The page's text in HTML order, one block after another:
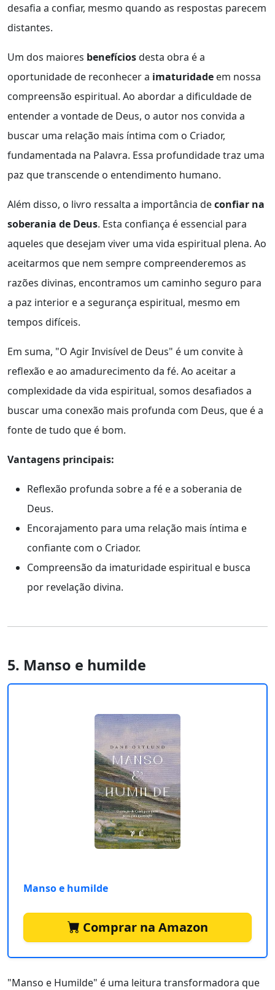
desafia a confiar, mesmo quando as respostas parecem
distantes.
Um dos maiores benefíciosdesta obra é a
oportunidade de reconhecer a imaturidade em nossa
compreensão espiritual. Ao abordar a dificuldade de
entender a vontade de Deus, o autor nos convida a
buscar uma relação mais íntima com o Criador,
fundamentada na Palavra. Essa profundidade traz uma
paz que transcende o entendimento humano.
Além disso, o livro ressalta a importância deconfiar na
soberania de Deus. Esta confiança é essencial para
aqueles que desejam viver uma vida espiritual plena. Ao
aceitarmos que nem sempre compreenderemos as
razões divinas, encontramos um caminho seguro para
a paz interior e a segurança espiritual, mesmo em
tempos difíceis.
Em suma, "O Agir Invisível de Deus" é um convite à
reflexão e ao amadurecimento da fé. Ao aceitar a
complexidade da vida espiritual, somos desafiados a
buscar uma conexão mais profunda com Deus, que é a
fonte de tudo que é bom.
Vantagens principais:
Reflexão profunda sobre a fé e a soberania de
Deus.
Encorajamento para uma relação mais íntima e
confiante com o Criador.
Compreensão da imaturidade espiritual e busca
por revelação divina.
5. Manso e humilde
Manso e humilde
Comprar na Amazon
"Manso e Humilde" é uma leitura transformadora que